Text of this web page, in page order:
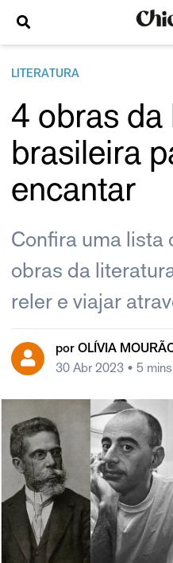
LITERATURA
4 obras
brasileira
encantar
Confira uma lista
obras da
reler e viajar
por OLÍVIA
30 Abr 2023 • 5